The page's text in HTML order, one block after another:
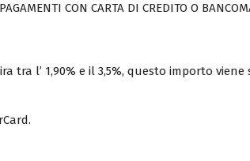
CON CARTA DI CREDITO O
tra l’ 1,90% e il 3,5%, questo importo